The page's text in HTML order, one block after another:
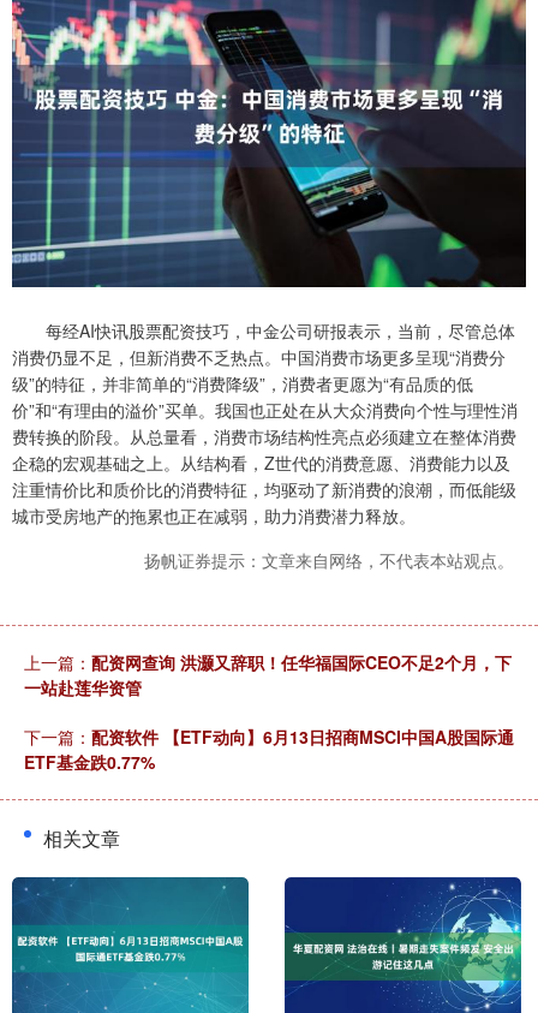
每经AI快讯股票配资技巧，中金公司研报表示，当前，尽管总体
消费仍显不足，但新消费不乏热点。中国消费市场更多呈现“消费分
级”的特征，并非简单的“消费降级”，消费者更愿为“有品质的低
价”和“有理由的溢价”买单。我国也正处在从大众消费向个性与理性消
费转换的阶段。从总量看，消费市场结构性亮点必须建立在整体消费
企稳的宏观基础之上。从结构看，Z世代的消费意愿、消费能力以及
注重情价比和质价比的消费特征，均驱动了新消费的浪潮，而低能级
城市受房地产的拖累也正在减弱，助力消费潜力释放。
扬帆证券提示：文章来自网络，不代表本站观点。
上一篇： 配资网查询 洪灏又辞职！任华福国际CEO不足2个月，下
一站赴莲华资管
下一篇： 配资软件 【ETF动向】6月13日招商MSCI中国A股国际通
ETF基金跌0.77%
相关文章